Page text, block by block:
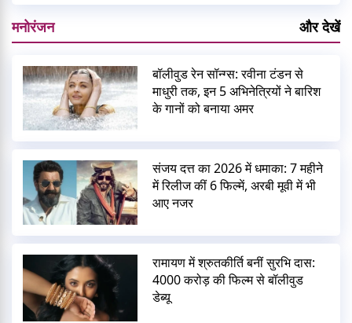
मनोरंजन और देखें
बॉलीवुड रेन सॉन्ग्स: रवीना टंडन से
माधुरी तक, इन 5 अभिनेत्रियों ने बारिश
के गानों को बनाया अमर
संजय दत्त का 2026 में धमाका: 7 महीने
में रिलीज कीं 6 फिल्में, अरबी मूवी में भी
आए नजर
रामायण में श्रुतकीर्ति बनीं सुरभि दास:
4000 करोड़ की फिल्म से बॉलीवुड
डेब्यू